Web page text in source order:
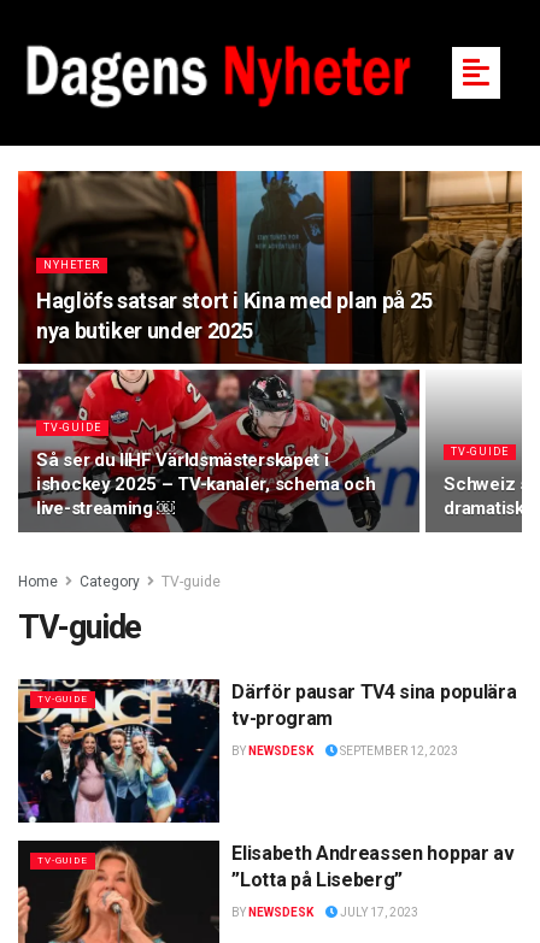
NYHETER
Haglöfs satsar stort i Kina med plan på 25
nya butiker under 2025
TV-GUIDE
Så ser du IIHF Världsmästerskapet i
ishockey 2025 – TV-kanaler, schema och
live-streaming ￼
TV-GUIDE
Schweiz
dramatisk
Home Category TV-guide
TV-guide
TV-GUIDE
Därför pausar TV4 sina populära
tv-program
BY NEWSDESK SEPTEMBER 12, 2023
TV-GUIDE
Elisabeth Andreassen hoppar av
”Lotta på Liseberg”
BY NEWSDESK JULY 17, 2023